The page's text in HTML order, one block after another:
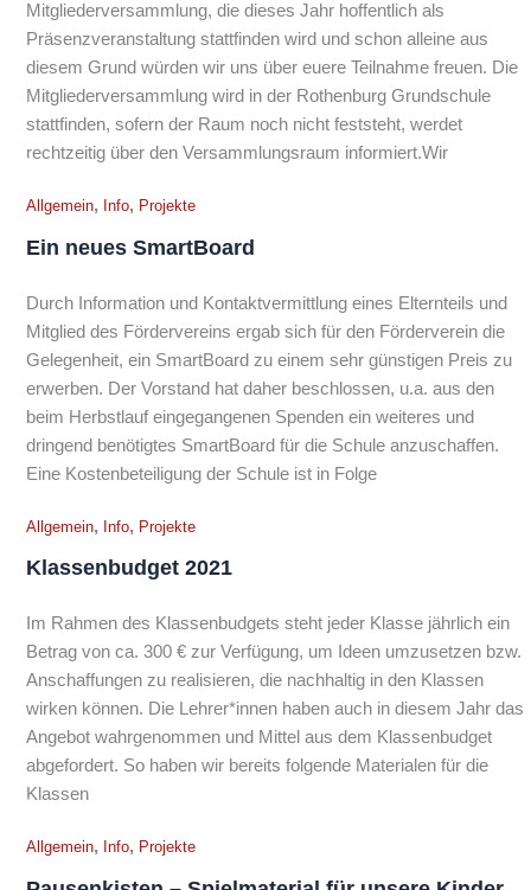
Mitgliederversammlung, die dieses Jahr hoffentlich als
Präsenzveranstaltung stattfinden wird und schon alleine aus
diesem Grund würden wir uns über euere Teilnahme freuen. Die
Mitgliederversammlung wird in der Rothenburg Grundschule
stattfinden, sofern der Raum noch nicht feststeht, werdet
rechtzeitig über den Versammlungsraum informiert.Wir
Allgemein, Info, Projekte
Ein neues SmartBoard
Durch Information und Kontaktvermittlung eines Elternteils und
Mitglied des Fördervereins ergab sich für den Förderverein die
Gelegenheit, ein SmartBoard zu einem sehr günstigen Preis zu
erwerben. Der Vorstand hat daher beschlossen, u.a. aus den
beim Herbstlauf eingegangenen Spenden ein weiteres und
dringend benötigtes SmartBoard für die Schule anzuschaffen.
Eine Kostenbeteiligung der Schule ist in Folge
Allgemein, Info, Projekte
Klassenbudget 2021
Im Rahmen des Klassenbudgets steht jeder Klasse jährlich ein
Betrag von ca. 300 € zur Verfügung, um Ideen umzusetzen bzw.
Anschaffungen zu realisieren, die nachhaltig in den Klassen
wirken können. Die Lehrer*innen haben auch in diesem Jahr das
Angebot wahrgenommen und Mittel aus dem Klassenbudget
abgefordert. So haben wir bereits folgende Materialen für die
Klassen
Allgemein, Info, Projekte